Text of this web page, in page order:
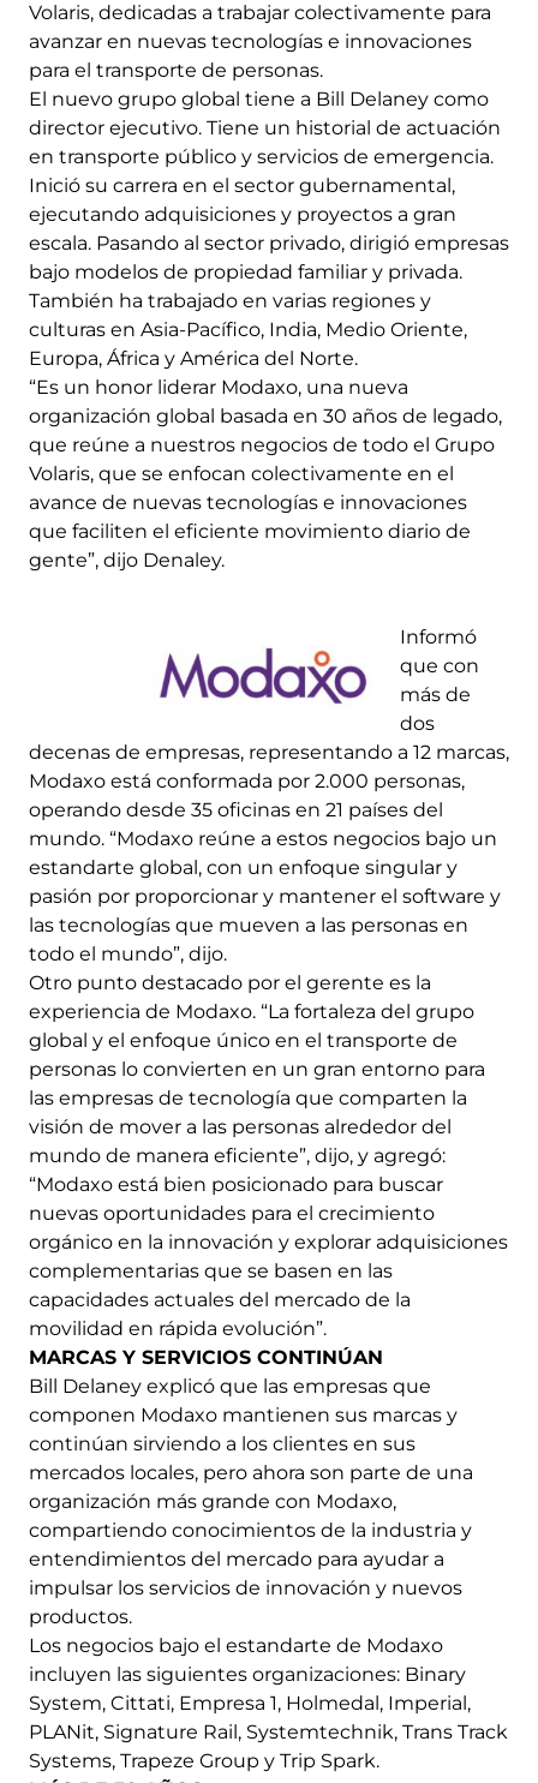
Volaris, dedicadas a trabajar colectivamente para
avanzar en nuevas tecnologías e innovaciones
para el transporte de personas.
El nuevo grupo global tiene a Bill Delaney como
director ejecutivo. Tiene un historial de actuación
en transporte público y servicios de emergencia.
Inició su carrera en el sector gubernamental,
ejecutando adquisiciones y proyectos a gran
escala. Pasando al sector privado, dirigió empresas
bajo modelos de propiedad familiar y privada.
También ha trabajado en varias regiones y
culturas en Asia-Pacífico, India, Medio Oriente,
Europa, África y América del Norte.
“Es un honor liderar Modaxo, una nueva
organización global basada en 30 años de legado,
que reúne a nuestros negocios de todo el Grupo
Volaris, que se enfocan colectivamente en el
avance de nuevas tecnologías e innovaciones
que faciliten el eficiente movimiento diario de
gente”, dijo Denaley.
Informó
que con
más de
dos
decenas de empresas, representando a 12 marcas,
Modaxo está conformada por 2.000 personas,
operando desde 35 oficinas en 21 países del
mundo. “Modaxo reúne a estos negocios bajo un
estandarte global, con un enfoque singular y
pasión por proporcionar y mantener el software y
las tecnologías que mueven a las personas en
todo el mundo”, dijo.
Otro punto destacado por el gerente es la
experiencia de Modaxo. “La fortaleza del grupo
global y el enfoque único en el transporte de
personas lo convierten en un gran entorno para
las empresas de tecnología que comparten la
visión de mover a las personas alrededor del
mundo de manera eficiente”, dijo, y agregó:
“Modaxo está bien posicionado para buscar
nuevas oportunidades para el crecimiento
orgánico en la innovación y explorar adquisiciones
complementarias que se basen en las
capacidades actuales del mercado de la
movilidad en rápida evolución”.
MARCAS Y SERVICIOS CONTINÚAN
Bill Delaney explicó que las empresas que
componen Modaxo mantienen sus marcas y
continúan sirviendo a los clientes en sus
mercados locales, pero ahora son parte de una
organización más grande con Modaxo,
compartiendo conocimientos de la industria y
entendimientos del mercado para ayudar a
impulsar los servicios de innovación y nuevos
productos.
Los negocios bajo el estandarte de Modaxo
incluyen las siguientes organizaciones: Binary
System, Cittati, Empresa 1, Holmedal, Imperial,
PLANit, Signature Rail, Systemtechnik, Trans Track
Systems, Trapeze Group y Trip Spark.